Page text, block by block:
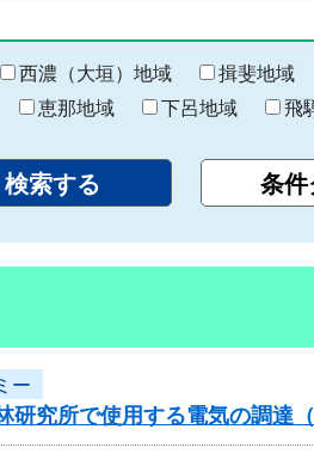
わ 西濃（大垣）地域 揖斐地域
恵那地域 下呂地域 飛
ー
研究所で使用する電気の調達